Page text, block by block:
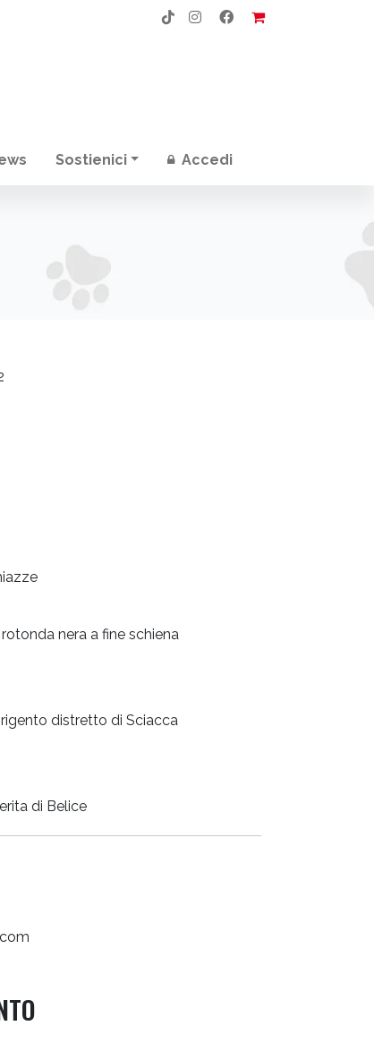
Sostienici Accedi
nera a fine schiena
distretto di Sciacca
di Belice